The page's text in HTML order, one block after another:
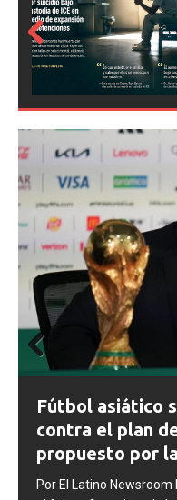
Prev
FIFA abre
contra
la final del
Por El Latino Newsroom
procesos disciplinarios
Prev